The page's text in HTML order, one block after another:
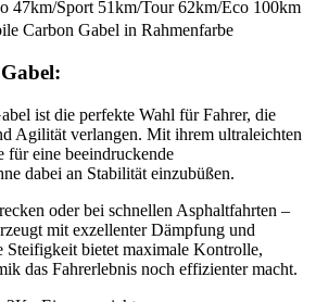
47km/Sport 51km/Tour 62km/Eco 100km
ist die perfekte Wahl für Fahrer, die
Agilität verlangen. Mit ihrem ultraleichten
für eine beeindruckende
dabei an Stabilität einzubüßen.
oder bei schnellen Asphaltfahrten –
mit exzellenter Dämpfung und
Steifigkeit bietet maximale Kontrolle,
das Fahrerlebnis noch effizienter macht.